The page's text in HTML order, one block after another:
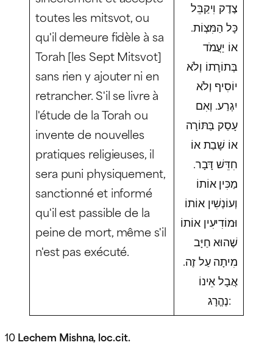
toutes les mitsvot, ou
qu'il demeure fidèle à sa
Torah [les Sept Mitsvot]
sans rien y ajouter ni en
retrancher. S'il se livre à
l'étude de la Torah ou
invente de nouvelles
pratiques religieuses, il
sera puni physiquement,
sanctionné et informé
qu'il est passible de la
peine de mort, même s'il
n'est pas exécuté.
צֶדֶק וִיקַבֵּל
כָּל הַמִּצְוֹת.
אוֹ יַעֲמֹד
בְּתוֹרָתוֹ וְלֹא
יוֹסִיף וְלֹא
יִגְרַע. וְאִם
עָסַק בַּתּוֹרָה
אוֹ שָׁבַת אוֹ
חִדֵּשׁ דָּבָר.
מַכִּין אוֹתוֹ
וְעוֹנְשִׁין אוֹתוֹ
וּמוֹדִיעִין אוֹתוֹ
שֶׁהוּא חַיָּב
מִיתָה עַל זֶה.
אֲבָל אֵינוֹ
נֶהֱרָג:
10Lechem Mishna, loc.cit.